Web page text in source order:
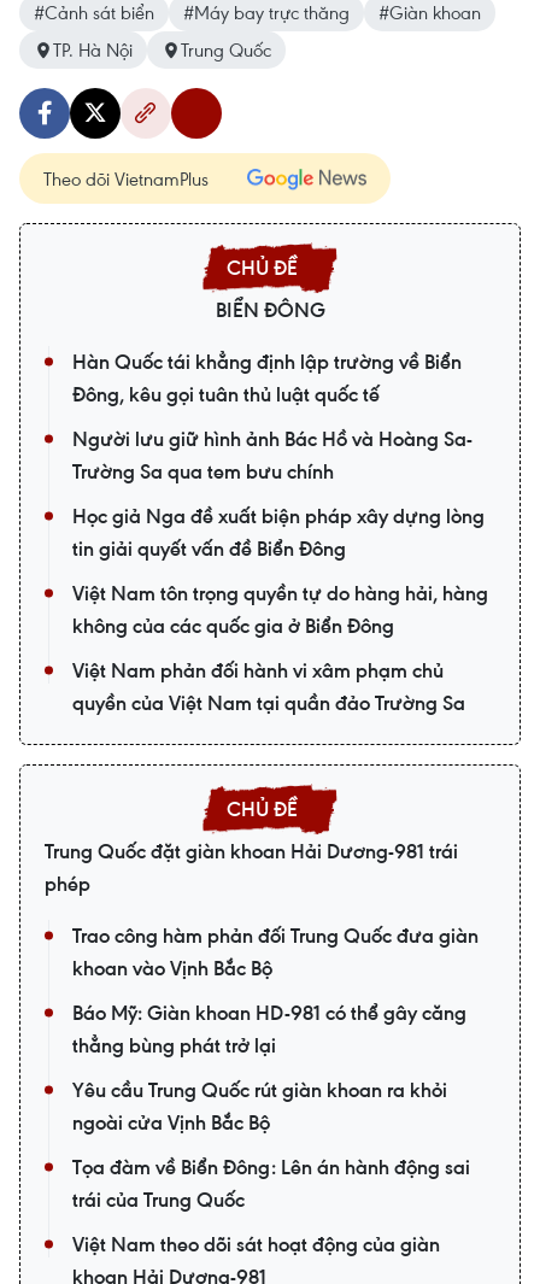
#Cảnh sát biển
#Máy bay trực thăng
#Giàn khoan
TP. Hà Nội
Trung Quốc
Theo dõi VietnamPlus
BIỂN ĐÔNG
Hàn Quốc tái khẳng định lập trường về Biển
Đông, kêu gọi tuân thủ luật quốc tế
Người lưu giữ hình ảnh Bác Hồ và Hoàng Sa-
Trường Sa qua tem bưu chính
Học giả Nga đề xuất biện pháp xây dựng lòng
tin giải quyết vấn đề Biển Đông
Việt Nam tôn trọng quyền tự do hàng hải, hàng
không của các quốc gia ở Biển Đông
Việt Nam phản đối hành vi xâm phạm chủ
quyền của Việt Nam tại quần đảo Trường Sa
Trung Quốc đặt giàn khoan Hải Dương-981 trái
phép
Trao công hàm phản đối Trung Quốc đưa giàn
khoan vào Vịnh Bắc Bộ
Báo Mỹ: Giàn khoan HD-981 có thể gây căng
thẳng bùng phát trở lại
Yêu cầu Trung Quốc rút giàn khoan ra khỏi
ngoài cửa Vịnh Bắc Bộ
Tọa đàm về Biển Đông: Lên án hành động sai
trái của Trung Quốc
Việt Nam theo dõi sát hoạt động của giàn
khoan Hải Dương-981